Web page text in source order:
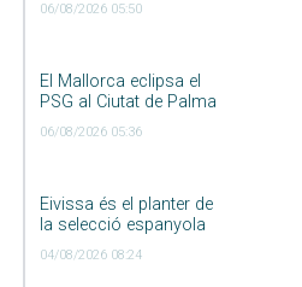
06/08/2026 05:50
El Mallorca eclipsa el
PSG al Ciutat de Palma
06/08/2026 05:36
Eivissa és el planter de
la selecció espanyola
04/08/2026 08:24